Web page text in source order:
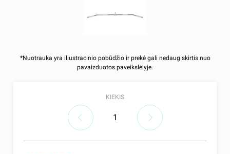
*Nuotrauka yra iliustracinio pobūdžio ir prekė gali nedaug skirtis nuo
pavaizduotos paveikslėlyje.
KIEKIS